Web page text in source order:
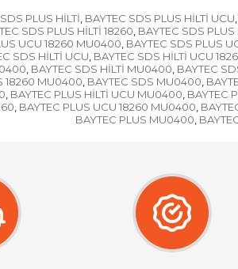
PLUS HİLTİ, BAYTEC SDS PLUS HİLTİ UCU,
SDS PLUS HİLTİ 18260, BAYTEC SDS
UCU 18260 MU0400, BAYTEC SDS PLUS
SDS HİLTİ UCU, BAYTEC SDS HİLTİ UCU
, BAYTEC SDS HİLTİ MU0400, BAYTEC
18260 MU0400, BAYTEC SDS MU0400,
, BAYTEC PLUS HİLTİ UCU MU0400, BAYTEC
, BAYTEC PLUS UCU 18260 MU0400,
BAYTEC PLUS MU0400,